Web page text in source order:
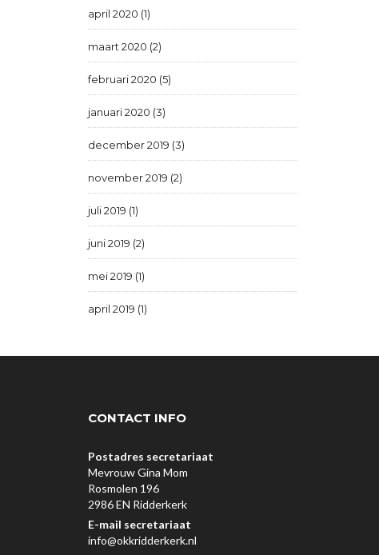
april 2020 (1)
maart 2020 (2)
februari 2020 (5)
januari 2020 (3)
december 2019 (3)
november 2019 (2)
juli 2019 (1)
juni 2019 (2)
mei 2019 (1)
april 2019 (1)
CONTACT INFO
Postadres secretariaat
Mevrouw Gina Mom
Rosmolen 196
2986 EN Ridderkerk
E-mail secretariaat
info@okkridderkerk.nl